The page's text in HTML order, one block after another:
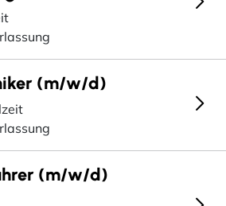
(m/w/d)
(m/w/d)